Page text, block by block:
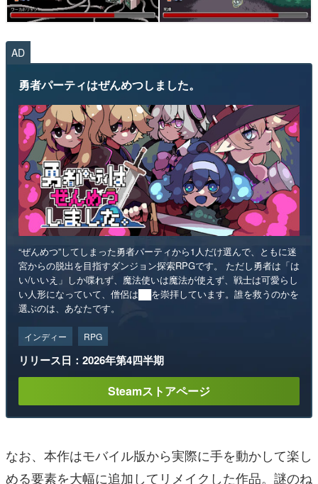
AD
勇者パーティはぜんめつしました。
“ぜんめつ”してしまった勇者パーティから1人だけ選んで、ともに迷
宮からの脱出を目指すダンジョン探索RPGです。 ただし勇者は「は
い/いいえ」しか喋れず、魔法使いは魔法が使えず、戦士は可愛らし
い人形になっていて、僧侶は██を崇拝しています。誰を救うのかを
選ぶのは、あなたです。
インディー RPG
リリース日：2026年第4四半期
Steamストアページ
なお、本作はモバイル版から実際に手を動かして楽し
める要素を大幅に追加してリメイクした作品。謎のね